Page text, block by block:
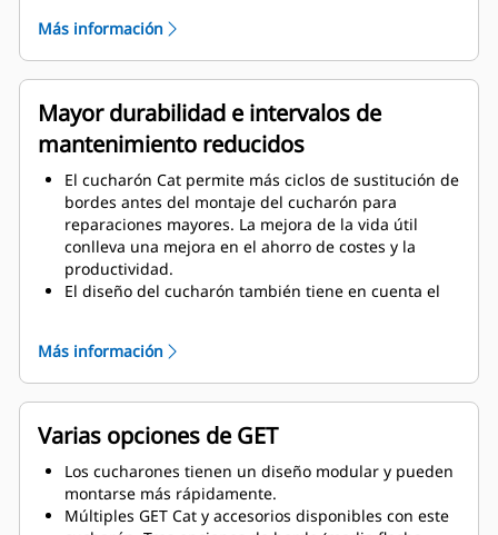
proporciona una mayor resistencia y un aumento de
la rigidez al conjunto del cucharón, lo que facilita la
instalación y retirada de los bordes.
Se utiliza material de grado superior para los
componentes del conjunto del cucharón.
Más información
Mayor durabilidad e intervalos de
mantenimiento reducidos
El cucharón Cat permite más ciclos de sustitución de
bordes antes del montaje del cucharón para
reparaciones mayores. La mejora de la vida útil
conlleva una mejora en el ahorro de costes y la
productividad.
El diseño del cucharón también tiene en cuenta el
prestaciones generales de la máquina.
Cat GET también ofrece grandes beneficios
competitivos.
Más información
Varias opciones de GET
Los cucharones tienen un diseño modular y pueden
montarse más rápidamente.
Múltiples GET Cat y accesorios disponibles con este